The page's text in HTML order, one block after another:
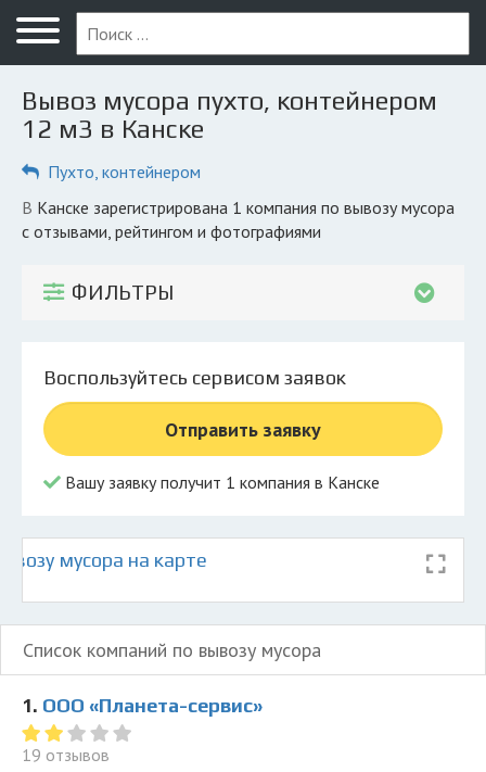
Меню
Главная
Вопрос юристу
Компании
Экоблог
© 2026 Все права защищены
Вывоз мусора пухто, контейнером
12 м3 в Канске
Пухто, контейнером
в Канске зарегистрирована 1 компания по вывозу мусора
с отзывами, рейтингом и фотографиями
ФИЛЬТРЫ
Воспользуйтесь сервисом заявок
Отправить заявку
Вашу заявку получит 1 компания в Канске
мусора на карте
Список компаний по вывозу мусора
1. ООО «Планета-сервис»
19 отзывов